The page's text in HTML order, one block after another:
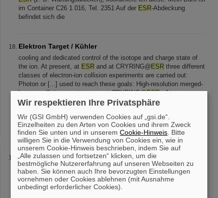
im Container C26 1.016, Tel. 2351 Auf der ESR-Abdeckung
befindet sich die
Elektron Target / Kühler
cooling and dedicated control of the isotope and charge state of
the ion. At present, at ESR and at CRYRING@ ESR three different
classes of electron-ion collision experiments are carried out:
Photon or [...] used to reach these goals: High-resolution merged-
beams collision spectroscopy at CRYRING@ESR. At
CRYRING@ESRa dedicated free-electron target that operates in
optimized for electron and photon spectroscopy. Collision
spectroscopy at theESRelectron cooler.
2012
im Detail untersucht. Die Ergebnisse finden sich in "
CRYRING@ ESR: A study group report ". Aus wissenschaftlicher
Sicht bietet CRYRING@ESReine einzigartige Möglichkeit zur
Wir respektieren Ihre Privatsphäre
Wir (GSI GmbH) verwenden Cookies auf „gsi.de“.
Einzelheiten zu den Arten von Cookies und ihrem Zweck
finden Sie unten und in unseremCookie-Hinweis . Bitte
willigen Sie in die Verwendung von Cookies ein, wie in
unserem Cookie-Hinweis beschrieben, indem Sie auf
„Alle zulassen und fortsetzen“ klicken, um die
bestmögliche Nutzererfahrung auf unseren Webseiten zu
haben. Sie können auch Ihre bevorzugten Einstellungen
vornehmen oder Cookies ablehnen (mit Ausnahme
unbedingt erforderlicher Cookies).